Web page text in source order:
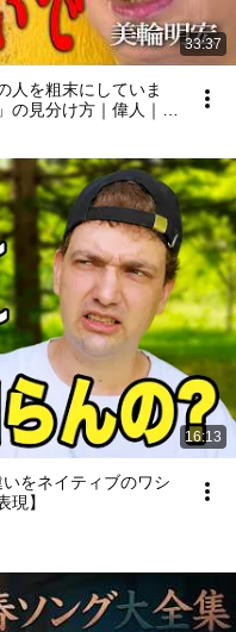
33:37
人を粗末にしていま
見分け方｜偉人｜名
16:13
をネイティブのワシ
現】